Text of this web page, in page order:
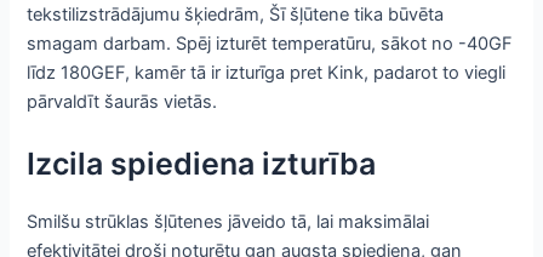
tekstilizstrādājumu šķiedrām, Šī šļūtene tika būvēta
smagam darbam. Spēj izturēt temperatūru, sākot no -40GF
līdz 180GEF, kamēr tā ir izturīga pret Kink, padarot to viegli
pārvaldīt šaurās vietās.
Izcila spiediena izturība
Smilšu strūklas šļūtenes jāveido tā, lai maksimālai
efektivitātei droši noturētu gan augsta spiediena, gan